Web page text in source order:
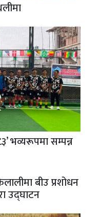
भव्यरूपमा सम्पन्न
बीउ प्रशोधन
उद्घाटन